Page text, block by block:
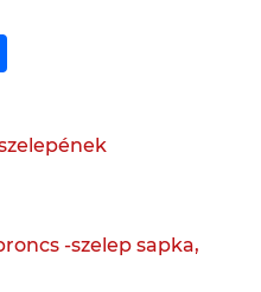
-szelep sapka,